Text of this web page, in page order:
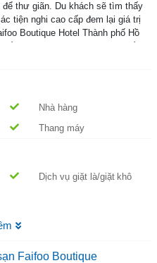
thư giãn. Du khách sẽ tìm thấy
tiện nghi cao cấp đem lại giá trị
Boutique Hotel Thành phố Hồ
Nhà hàng
Thang máy
Dịch vụ giặt là/giặt khô
Faifoo Boutique